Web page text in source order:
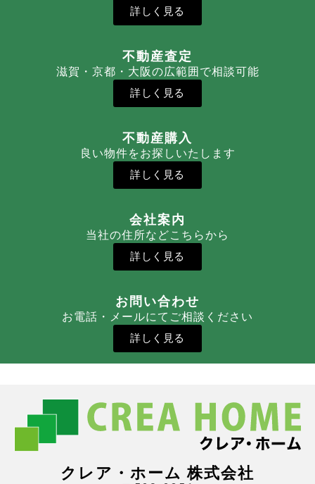
詳しく見る
不動産査定
滋賀・京都・大阪の広範囲で相談可能
詳しく見る
不動産購入
良い物件をお探しいたします
詳しく見る
会社案内
当社の住所などこちらから
詳しく見る
お問い合わせ
お電話・メールにてご相談ください
詳しく見る
クレア・ホーム 株式会社